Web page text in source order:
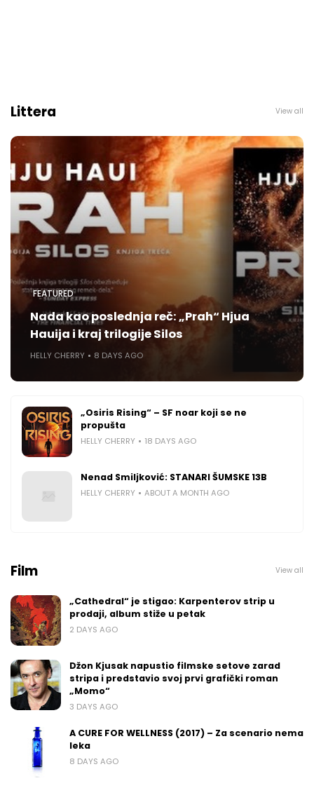
Littera View all
FEATURED
Nada kao poslednja reč: „Prah“ Hjua
Hauija i kraj trilogije Silos
HELLY CHERRY 8 DAYS AGO
„Osiris Rising“ – SF noar koji se ne
propušta
HELLY CHERRY 18 DAYS AGO
Nenad Smiljković: STANARI ŠUMSKE 13B
HELLY CHERRY ABOUT A MONTH AGO
Film View all
„Cathedral“ je stigao: Karpenterov strip u
prodaji, album stiže u petak
2 DAYS AGO
Džon Kjusak napustio filmske setove zarad
stripa i predstavio svoj prvi grafički roman
„Momo“
3 DAYS AGO
A CURE FOR WELLNESS (2017) – Za scenario nema
leka
8 DAYS AGO